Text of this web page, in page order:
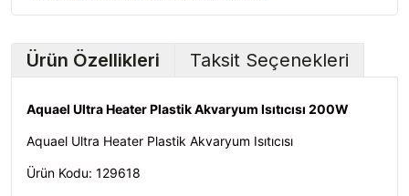
Ürün Özellikleri Taksit Seçenekleri
Aquael Ultra Heater Plastik Akvaryum Isıtıcısı 200W
Aquael Ultra Heater Plastik Akvaryum Isıtıcısı
Ürün Kodu: 129618